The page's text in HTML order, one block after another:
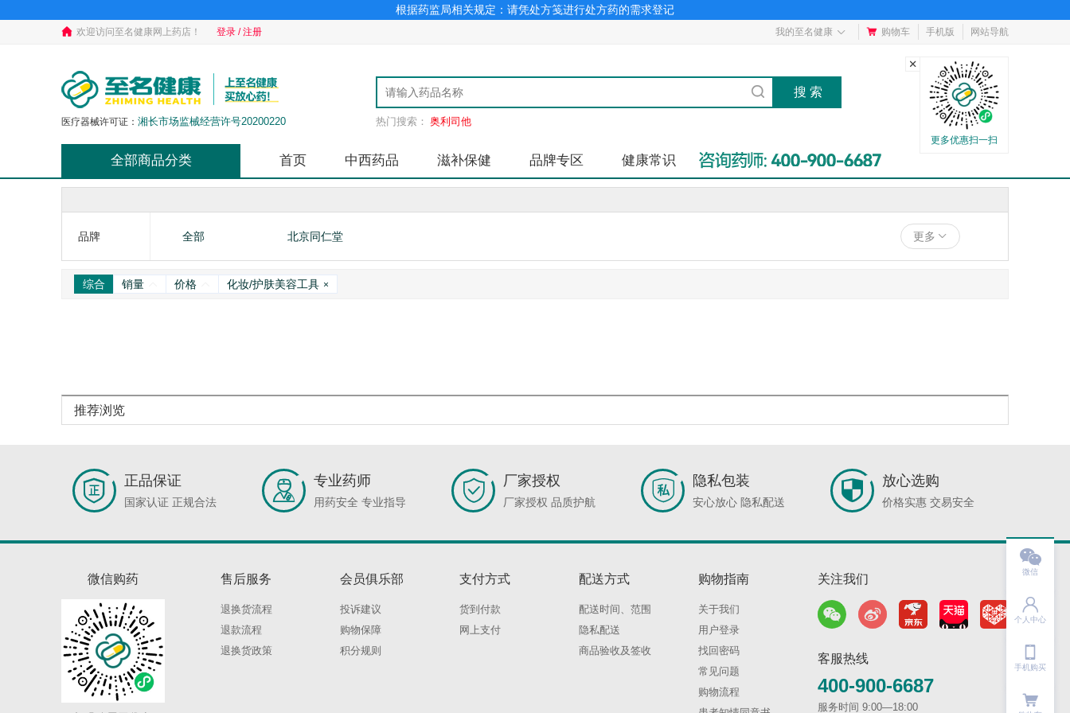
根据药监局相关规定：请凭处方笺进行处方药的需求登记
欢迎访问至名健康网上药店！ 登录 / 注册 我的至名健康 购物车 手机版 网站导航
热门搜索： 奥利司他
更多优惠扫一扫
医疗器械许可证： 湘长市场监械经营许号20200220
首页 中西药品 滋补保健 品牌专区 健康常识
全部商品分类
品牌 全部 北京同仁堂 更多
综合 销量 价格 化妆/护肤美容工具 ×
推荐浏览
正品保证
国家认证 正规合法
专业药师
用药安全 专业指导
厂家授权
厂家授权 品质护航
隐私包装
安心放心 隐私配送
放心选购
价格实惠 交易安全
微信购药 售后服务
退换货流程
退款流程
退换货政策
会员俱乐部
投诉建议
购物保障
积分规则
支付方式
货到付款
网上支付
配送方式
配送时间、范围
隐私配送
商品验收及签收
购物指南
关于我们
用户登录
找回密码
常见问题
购物流程
关注我们
客服热线
400-900-6687
服务时间 9:00—18:00

微信

个人中心

手机购买